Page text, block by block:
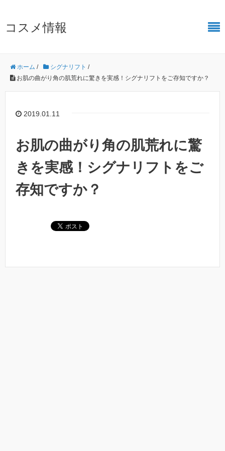
コスメ情報
ホーム / シグナリフト /
お肌の曲がり角の肌荒れに驚きを実感！シグナリフトをご存知ですか？
2019.01.11
お肌の曲がり角の肌荒れに驚
きを実感！シグナリフトをご
存知ですか？